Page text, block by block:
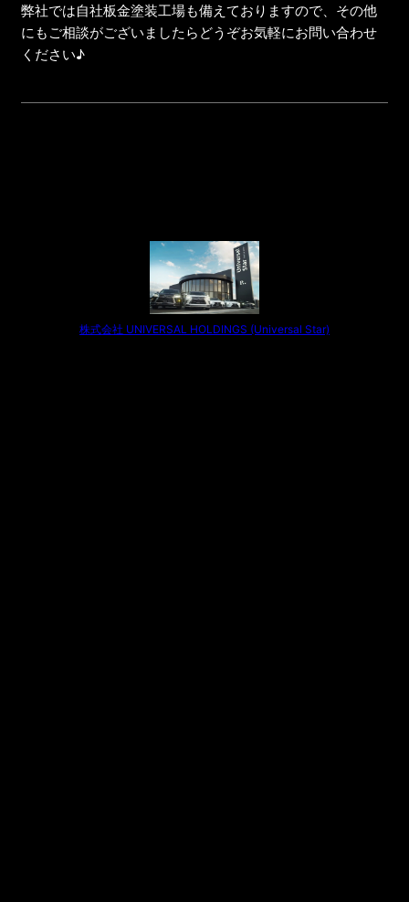
弊社では自社板金塗装工場も備えておりますので、その他
にもご相談がございましたらどうぞお気軽にお問い合わせ
ください♪
株式会社 UNIVERSAL HOLDINGS (Universal Star)